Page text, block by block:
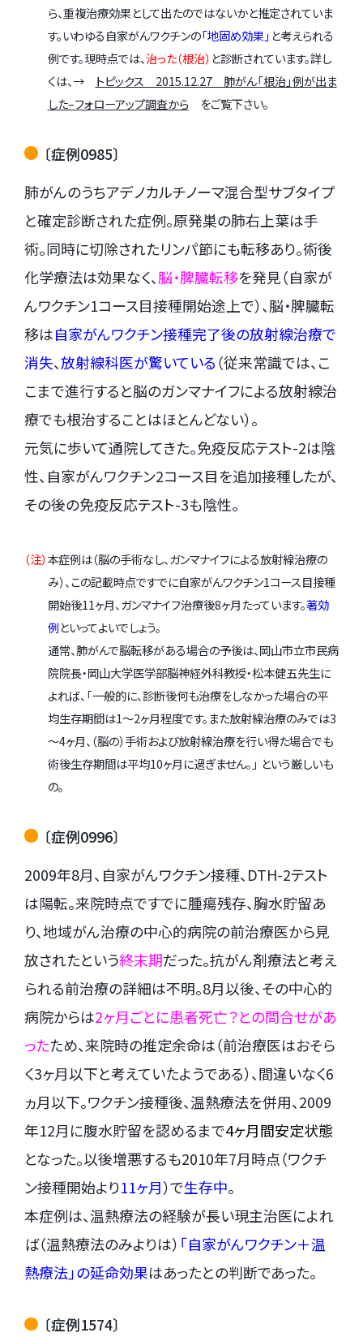
ら、重複治療効果として出たのではないかと推定されていま
す。いわゆる自家がんワクチンの「地固め効果」 と考えられる
例です。現時点では、治った（根治） と診断されています。詳し
くは、→
トピックス 2015.12.27 肺がん「根治」例が出ま
した–フォローアップ調査から をご覧下さい。
〔症例0985〕
肺がんのうちアデノカルチノーマ混合型サブタイプ
と確定診断された症例。原発巣の肺右上葉は手
術。同時に切除されたリンパ節にも転移あり。術後
化学療法は効果なく、脳・脾臓転移を発見（自家が
んワクチン1コース目接種開始途上で）、脳・脾臓転
移は自家がんワクチン接種完了後の放射線治療で
消失、放射線科医が驚いている（従来常識では、こ
こまで進行すると脳のガンマナイフによる放射線治
療でも根治することはほとんどない）。
元気に歩いて通院してきた。免疫反応テスト-2は陰
性、自家がんワクチン2コース目を追加接種したが、
その後の免疫反応テスト-3も陰性。
（注）本症例は（脳の手術なし、ガンマナイフによる放射線治療の
み）、この記載時点ですでに自家がんワクチン1コース目接種
開始後11ヶ月、ガンマナイフ治療後8ヶ月たっています。著効
例といってよいでしょう。
通常、肺がんで脳転移がある場合の予後は、岡山市立市民病
院院長・岡山大学医学部脳神経外科教授・松本健五先生に
よれば、「一般的に、診断後何も治療をしなかった場合の平
均生存期間は1～2ヶ月程度です。また放射線治療のみでは3
～4ヶ月、（脳の）手術および放射線治療を行い得た場合でも
術後生存期間は平均10ヶ月に過ぎません。」 という厳しいも
の。
〔症例0996〕
2009年8月、自家がんワクチン接種、DTH-2テスト
は陽転。来院時点ですでに腫瘍残存、胸水貯留あ
り、地域がん治療の中心的病院の前治療医から見
放されたという終末期だった。抗がん剤療法と考え
られる前治療の詳細は不明。8月以後、その中心的
病院からは2ヶ月ごとに患者死亡？との問合せがあ
ったため、来院時の推定余命は（前治療医はおそら
く3ヶ月以下と考えていたようである）、間違いなく6
ヵ月以下。ワクチン接種後、温熱療法を併用、2009
年12月に腹水貯留を認めるまで4ヶ月間安定状態
となった。以後増悪するも2010年7月時点（ワクチ
ン接種開始より11ヶ月）で生存中。
本症例は、温熱療法の経験が長い現主治医によれ
ば（温熱療法のみよりは） 「自家がんワクチン＋温
熱療法」の延命効果はあったとの判断であった。
〔症例1574〕